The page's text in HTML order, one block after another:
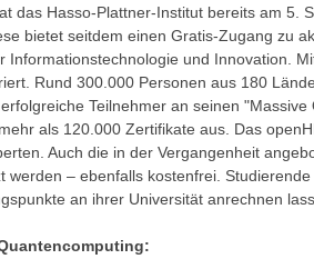
das Hasso-Plattner-Institut bereits am 5.
bietet seitdem einen Gratis-Zugang zu
Informationstechnologie und Innovation.
Rund 300.000 Personen aus 180
Teilnehmer an seinen
als 120.000 Zertifikate aus. Das
Auch die in der Vergangenheit
werden – ebenfalls kostenfrei.
an ihrer Universität anrechnen